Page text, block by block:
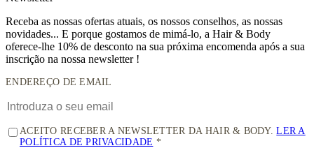
Receba as nossas ofertas atuais, os nossos conselhos, as nossas
novidades... E porque gostamos de mimá-lo, a Hair & Body
oferece-lhe 10% de desconto na sua próxima encomenda após a sua
inscrição na nossa newsletter !
ENDEREÇO DE EMAIL
ACEITO RECEBER A NEWSLETTER DA HAIR & BODY.LER A
POLÍTICA DE PRIVACIDADE